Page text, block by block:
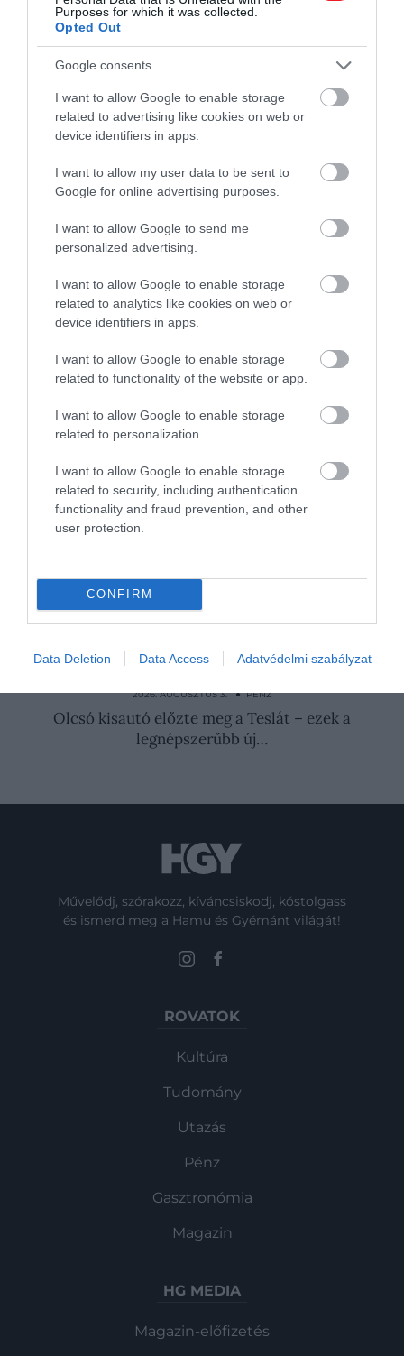
Purposes for which it was collected.
Opted Out
Google consents
I want to allow Google to enable storage
related to advertising like cookies on web or
device identifiers in apps.
I want to allow my user data to be sent to
Google for online advertising purposes.
I want to allow Google to send me
personalized advertising.
I want to allow Google to enable storage
related to analytics like cookies on web or
device identifiers in apps.
I want to allow Google to enable storage
related to functionality of the website or app.
I want to allow Google to enable storage
related to personalization.
I want to allow Google to enable storage
related to security, including authentication
functionality and fraud prevention, and other
user protection.
CONFIRM
Data Deletion Data Access Adatvédelmi szabályzat
autókba a BYD szupertöltője
Rekordszinten a villanyautók terjedése
Soha ennyi e-autó volt még itthon, mint idén
került forgalomba, így összesen a harmadik hónap
végén közel 72 ezer villanyautón volt zöld rendszám
Magyarországon. Az állami elektromosautó-program
kifutása, valamint a villanyautók két számjegyű
áresése is hozzájárult a mostani
megérkezhet a BYD legolcsóbb modellje
Nyitókép: Fotó: Shutterstock
ELEKTROMOS AUTÓ REKORD CSÚCS
KÖRNYEZETTUDATOSSÁG OLCSÓ
MAGYARORSZÁG
2026. JÚLIUS 18. ● PÉNZ
autómárka tűnik el a…
2026. AUGUSZTUS 3. ● PÉNZ
Olcsó kisautó előzte meg a Teslát – ezek a
legnépszerűbb új…
Művelődj, szórakozz, kíváncsiskodj, kóstolgass
és ismerd meg a Hamu és Gyémánt világát!
ROVATOK
Kultúra
Tudomány
Utazás
Pénz
Gasztronómia
Magazin
HG MEDIA
Magazin-előfizetés